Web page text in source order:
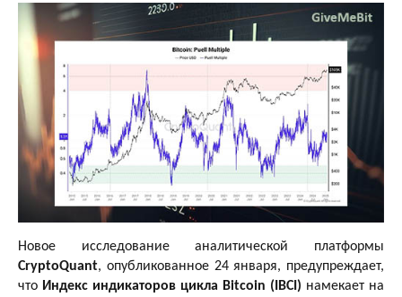
Новое исследование аналитической платформы
CryptoQuant, опубликованное 24 января, предупреждает,
что Индекс индикаторов цикла Bitcoin (IBCI) намекает на